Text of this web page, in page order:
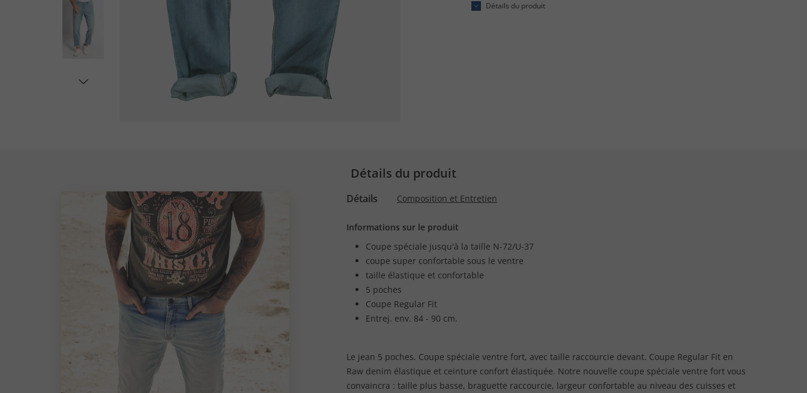
Détails du produit
Détails du produit
Détails Composition et Entretien
Informations sur le produit
Coupe spéciale jusqu'à la taille N-72/U-37
coupe super confortable sous le ventre
taille élastique et confortable
5 poches
Coupe Regular Fit
Entrej. env. 84 - 90 cm.
Le jean 5 poches. Coupe spéciale ventre fort, avec taille raccourcie devant. Coupe Regular Fit en
Raw denim élastique et ceinture confort élastiquée. Notre nouvelle coupe spéciale ventre fort vous
convaincra : taille plus basse, braguette raccourcie, largeur confortable au niveau des cuisses et